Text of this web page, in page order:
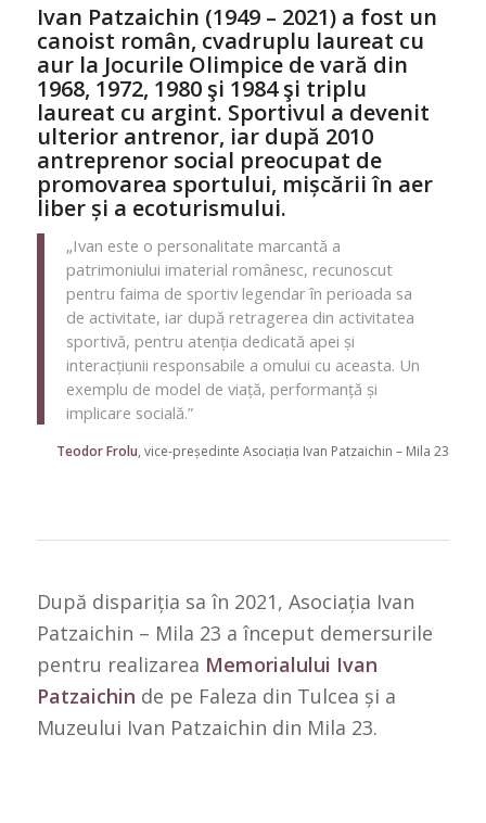
Ivan Patzaichin (1949 – 2021) a fost un
canoist român, cvadruplu laureat cu
aur la Jocurile Olimpice de vară din
1968, 1972, 1980 şi 1984 şi triplu
laureat cu argint. Sportivul a devenit
ulterior antrenor, iar după 2010
antreprenor social preocupat de
promovarea sportului, mișcării în aer
liber și a ecoturismului.
„Ivan este o personalitate marcantă a
patrimoniului imaterial românesc, recunoscut
pentru faima de sportiv legendar în perioada sa
de activitate, iar după retragerea din activitatea
sportivă, pentru atenția dedicată apei și
interacțiunii responsabile a omului cu aceasta. Un
exemplu de model de viață, performanță și
implicare socială.”
Teodor Frolu, vice-președinte Asociația Ivan Patzaichin – Mila 23
După dispariția sa în 2021, Asociația Ivan
Patzaichin – Mila 23 a început demersurile
pentru realizarea Memorialului Ivan
Patzaichin de pe Faleza din Tulcea și a
Muzeului Ivan Patzaichin din Mila 23.